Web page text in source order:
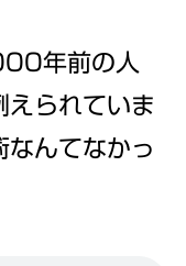
年前の人
えられていま
んてなかっ